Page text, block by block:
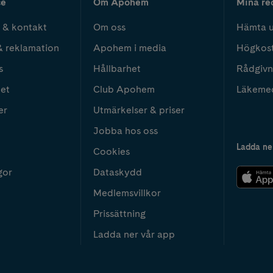
& kontakt
reklamation
Om oss
Apohem i media
Hållbarhet
Club Apohem
Utmärkelser & priser
Jobba hos oss
Cookies
Dataskydd
Medlemsvillkor
Prissättning
Ladda ner vår app
Hämta
Ladda